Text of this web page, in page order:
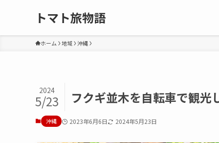
トマト旅物語
ホーム 地域 沖縄
フクギ並木を自転車で観光
2024
5/23
沖縄 2023年6月6日 2024年5月23日